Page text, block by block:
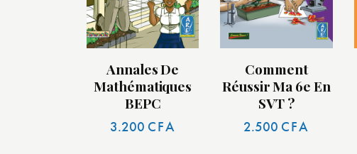
Annales De
Mathématiques
BEPC
3.200 CFA
Comment
Réussir Ma 6e En
SVT ?
2.500 CFA